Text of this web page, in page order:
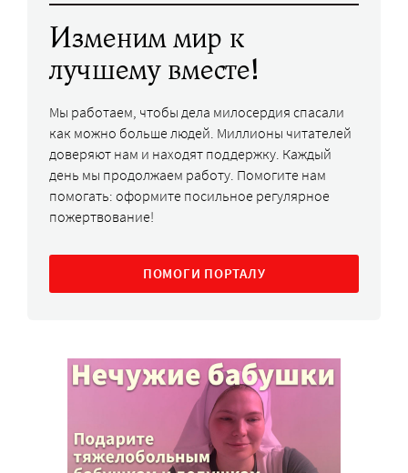
Изменим мир к
лучшему вместе!
Мы работаем, чтобы дела милосердия спасали
как можно больше людей. Миллионы читателей
доверяют нам и находят поддержку. Каждый
день мы продолжаем работу. Помогите нам
помогать: оформите посильное регулярное
пожертвование!
ПОМОГИ ПОРТАЛУ